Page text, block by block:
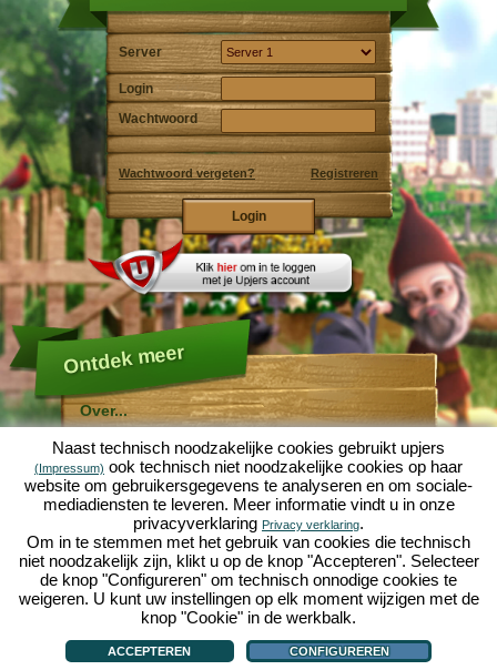
Server
Login
Wachtwoord
Wachtwoord vergeten? Registreren
Ontdek meer
Over...
Molehill Empire ...
... is een leuke economische simulatie, die draait om
een microcosmos tuin. Als gratis browersspel speelt
het af in je webbowers, zonder extra downloads of
software!
Met de hulp van een ijverige tuinkabouter, kun je zelf je
eigen tuin van Eden namaken. Sla, wortelen, aardbeien,
spinazie of uien - Je mag zelf beslissen welke planten je
wilt kweken. Bezoek de vriendelijke stedenTuinzicht en
Bloesemdorpom te handelen met andere spelers, het
kopen van nieuwe planten en decoraties om je tuin op
te fleuren, lever aan je klanten en zorg er voor dat je
goede vrienden wordt met je buren... anders wordt je
wakker en is je tuin omgeploegd door een leger mollen!
Forum|Hulp|Contact/Voorwaarden/Privacy|upjers GmbH|Cookies beheren
Naast technisch noodzakelijke cookies gebruikt upjers
(Impressum) ook technisch niet noodzakelijke cookies op haar
website om gebruikersgegevens te analyseren en om sociale-
mediadiensten te leveren. Meer informatie vindt u in onze
privacyverklaring Privacy verklaring.
Om in te stemmen met het gebruik van cookies die technisch
niet noodzakelijk zijn, klikt u op de knop "Accepteren". Selecteer
de knop "Configureren" om technisch onnodige cookies te
weigeren. U kunt uw instellingen op elk moment wijzigen met de
knop "Cookie" in de werkbalk.
ACCEPTEREN CONFIGUREREN